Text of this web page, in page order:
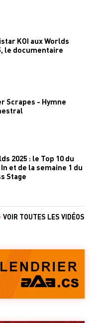
KOI aux Worlds
le documentaire
Scrapes - Hymne
2025 : le Top 10 du
In et de la semaine 1 du
Stage
VOIR TOUTES LES VIDÉOS